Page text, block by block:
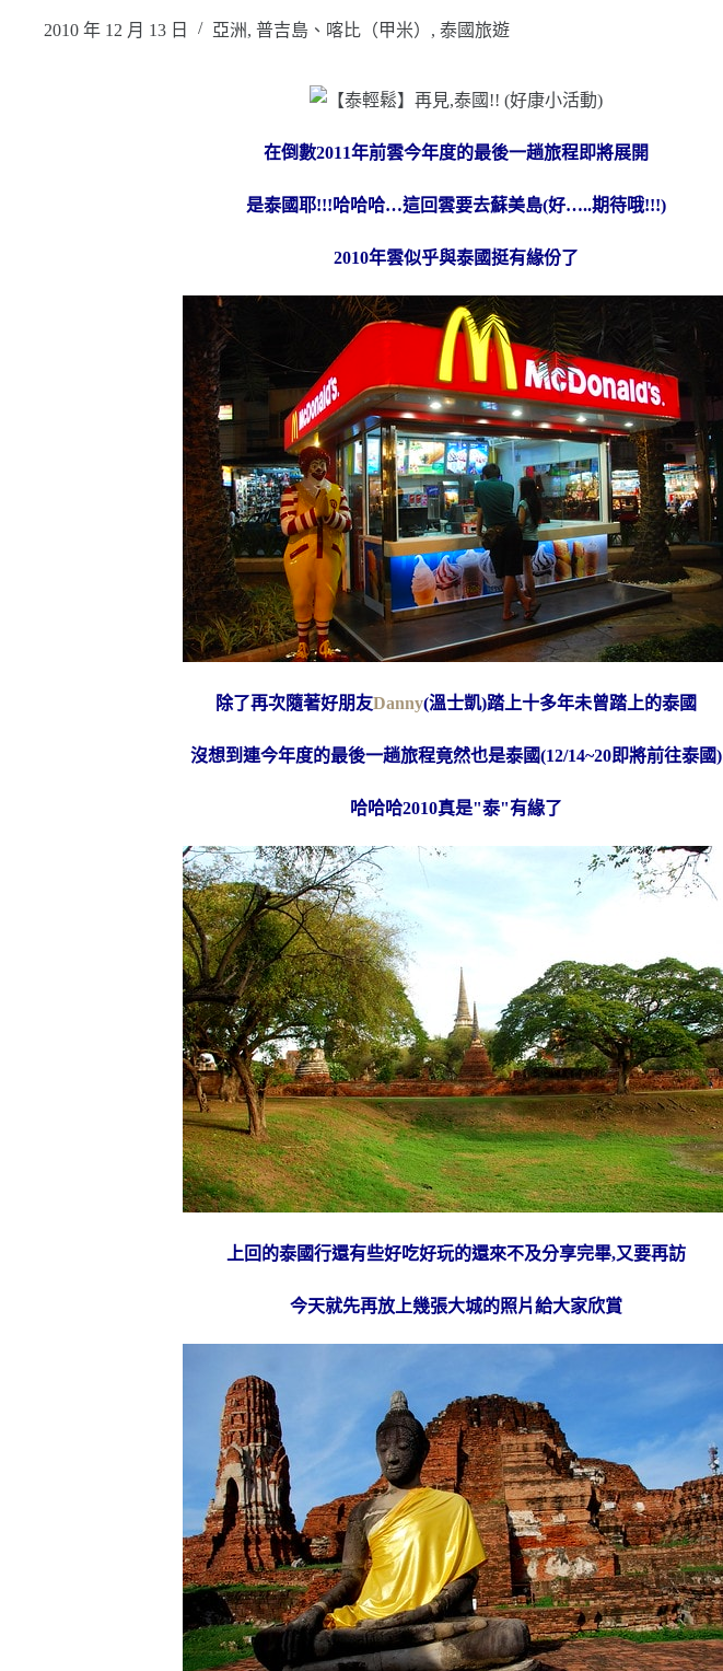
2010 年 12 月 13 日 亞洲, 普吉島、喀比（甲米） , 泰國旅遊
在倒數2011年前雲今年度的最後一趟旅程即將展開
是泰國耶!!!哈哈哈…這回雲要去蘇美島(好…..期待哦!!!)
2010年雲似乎與泰國挺有緣份了
除了再次隨著好朋友Danny(溫士凱)踏上十多年未曾踏上的泰國
沒想到連今年度的最後一趟旅程竟然也是泰國(12/14~20即將前往泰國)
哈哈哈2010真是"泰"有緣了
上回的泰國行還有些好吃好玩的還來不及分享完畢,又要再訪
今天就先再放上幾張大城的照片給大家欣賞